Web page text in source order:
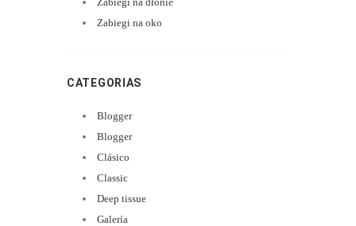
Zabiegi na oko
CATEGORIAS
Blogger
Blogger
Clásico
Classic
Deep tissue
Galería